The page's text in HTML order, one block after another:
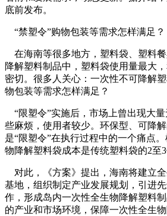
底前发布。
“禁塑令”购物包装等需求怎样满足？
在海南等很多地方，塑料袋、塑料
降解塑料制品中，塑料袋使用量最大
密切。很多人关心：一次性不可降解
物包装等需求怎样满足？
“限塑令”实施后，市场上曾出现大
些麻烦，使用者较少。环保型、可降
是“限塑令”在执行过程中的一个痛点
物降解塑料袋成本是传统塑料袋的2至3
对此，《方案》提出，海南将建立
基地，组织制定产业发展规划，引进
作，形成岛内一次性全生物降解塑料
的产业和市场环境，保障一次性全生